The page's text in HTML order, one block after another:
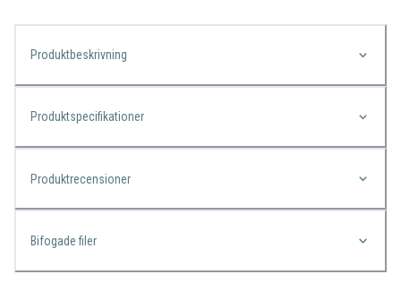
Produktbeskrivning
Produktspecifikationer
Produktrecensioner
Bifogade filer